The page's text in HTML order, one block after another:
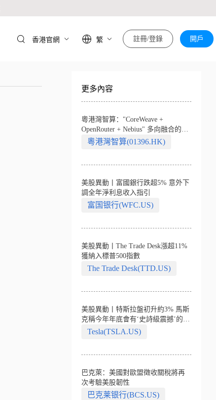
香港官網 繁 註冊/登錄 開戶
更多內容
粵港灣智算："CoreWeave +
OpenRouter + Nebius" 多向融合的中
國智算新範式
粵港灣智算(01396.HK)
美股異動丨富國銀行跌超5% 意外下
調全年淨利息收入指引
富国银行(WFC.US)
美股異動丨The Trade Desk漲超11%
獲納入標普500指數
The Trade Desk(TTD.US)
美股異動丨特斯拉盤初升約3% 馬斯
克稱今年年底會有‘史詩級震撼’的演
示Tesla(TSLA.US)
巴克萊：美國對歐盟徵收關稅將再
次考驗美股韌性
巴克莱银行(BCS.US)